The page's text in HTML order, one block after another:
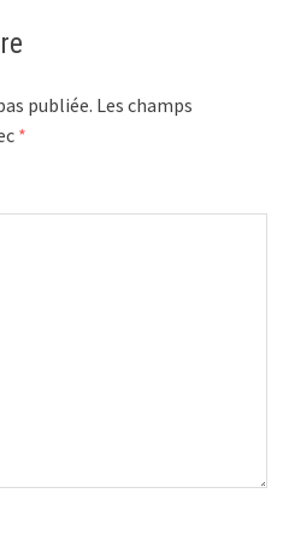
publiée. Les champs
*